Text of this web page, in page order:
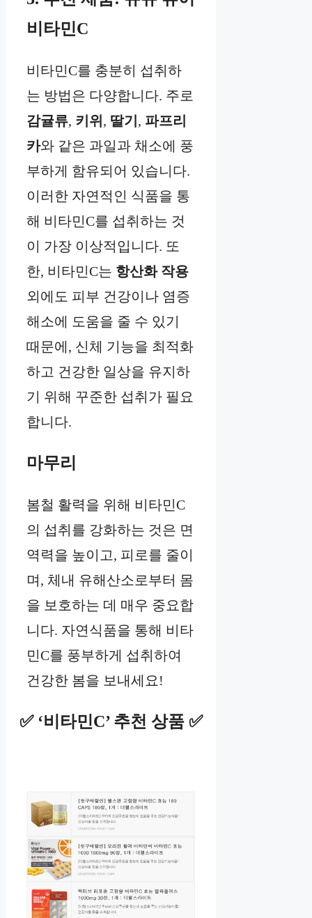
비타민C
비타민C를 충분히 섭취하
는 방법은 다양합니다. 주로
감귤류, 키위 , 딸기 , 파프리
카와 같은 과일과 채소에 풍
부하게 함유되어 있습니다.
이러한 자연적인 식품을 통
해 비타민C를 섭취하는 것
이 가장 이상적입니다. 또
한, 비타민C는 항산화 작용
외에도 피부 건강이나 염증
해소에 도움을 줄 수 있기
때문에, 신체 기능을 최적화
하고 건강한 일상을 유지하
기 위해 꾸준한 섭취가 필요
합니다.
마무리
봄철 활력을 위해 비타민C
의 섭취를 강화하는 것은 면
역력을 높이고, 피로를 줄이
며, 체내 유해산소로부터 몸
을 보호하는 데 매우 중요합
니다. 자연식품을 통해 비타
민C를 풍부하게 섭취하여
건강한 봄을 보내세요!
✅ ‘비타민C’ 추천 상품 ✅